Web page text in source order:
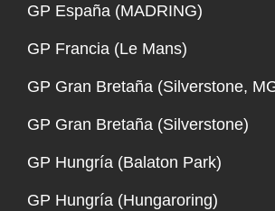
GP España (MADRING)
GP Francia (Le Mans)
GP Gran Bretaña (Silverstone,
GP Gran Bretaña (Silverstone)
GP Hungría (Balaton Park)
GP Hungría (Hungaroring)